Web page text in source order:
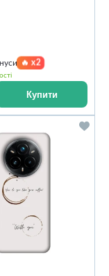
🔥x2
Купити